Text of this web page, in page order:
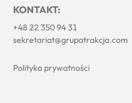
KONTAKT:
+48 22 350 94 31
sekretariat@grupatrakcja.com
Polityka prywatności